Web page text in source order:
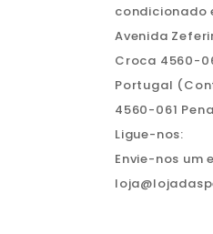
condicionado
Avenida
Croca 4560-
Portugal
4560-061
Ligue-nos:
Envie-nos um